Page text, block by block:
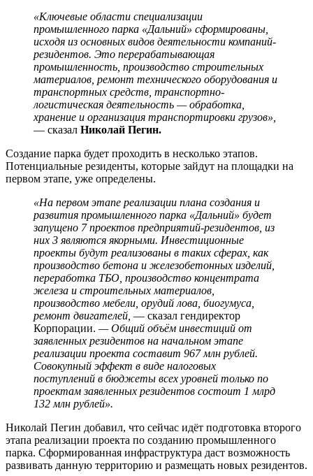
«Ключевые области специализации
промышленного парка «Дальний» сформированы,
исходя из основных видов деятельности компаний-
резидентов. Это перерабатывающая
промышленность, производство строительных
материалов, ремонт технического оборудования и
транспортных средств, транспортно-
логистическая деятельность — обработка,
хранение и организация транспортировки грузов»,
— сказал Николай Пегин.
Создание парка будет проходить в несколько этапов.
Потенциальные резиденты, которые зайдут на площадки на
первом этапе, уже определены.
«На первом этапе реализации плана создания и
развития промышленного парка «Дальний» будет
запущено 7 проектов предприятий-резидентов, из
них 3 являются якорными. Инвестиционные
проекты будут реализованы в таких сферах, как
производство бетона и железобетонных изделий,
переработка ТБО, производство концентрата
железа и строительных материалов,
производство мебели, орудий лова, биогумуса,
ремонт двигателей, — сказал гендиректор
Корпорации. — Общий объём инвестиций от
заявленных резидентов на начальном этапе
реализации проекта составит 967 млн рублей.
Совокупный эффект в виде налоговых
поступлений в бюджеты всех уровней только по
проектам заявленных резидентов состоит 1 млрд
132 млн рублей».
Николай Пегин добавил, что сейчас идёт подготовка второго
этапа реализации проекта по созданию промышленного
парка. Сформированная инфраструктура даст возможность
развивать данную территорию и размещать новых резидентов.